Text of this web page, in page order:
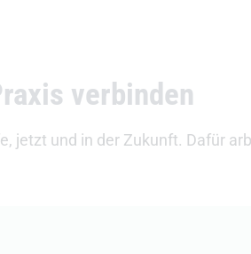
verbinden
jetzt und in der Zukunft. Dafür